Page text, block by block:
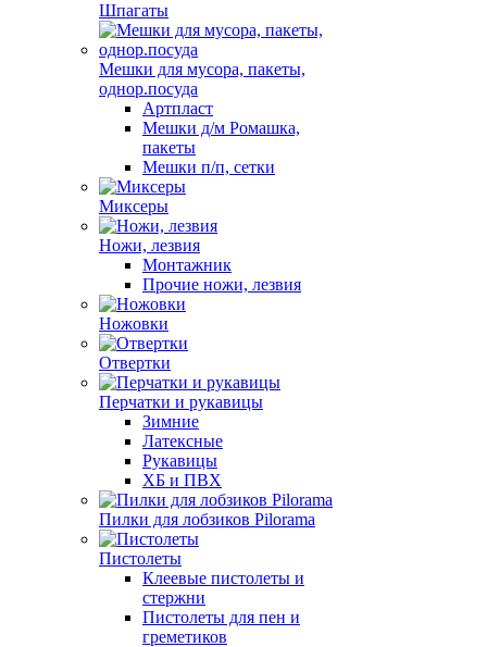
Шпагаты
Мешки для мусора, пакеты,
однор.посуда
Артпласт
Мешки д/м Ромашка,
пакеты
Мешки п/п, сетки
Миксеры
Ножи, лезвия
Монтажник
Прочие ножи, лезвия
Ножовки
Отвертки
Перчатки и рукавицы
Зимние
Латексные
Рукавицы
ХБ и ПВХ
Пилки для лобзиков Pilorama
Пистолеты
Клеевые пистолеты и
стержни
Пистолеты для пен и
греметиков